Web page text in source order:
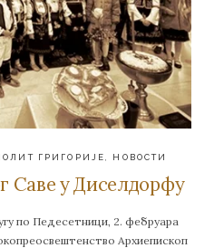
ГРИГОРИЈЕ НОВОСТИ
Саве у Диселдорфу
по Педесетници, 2. фебруара
Архиепископ